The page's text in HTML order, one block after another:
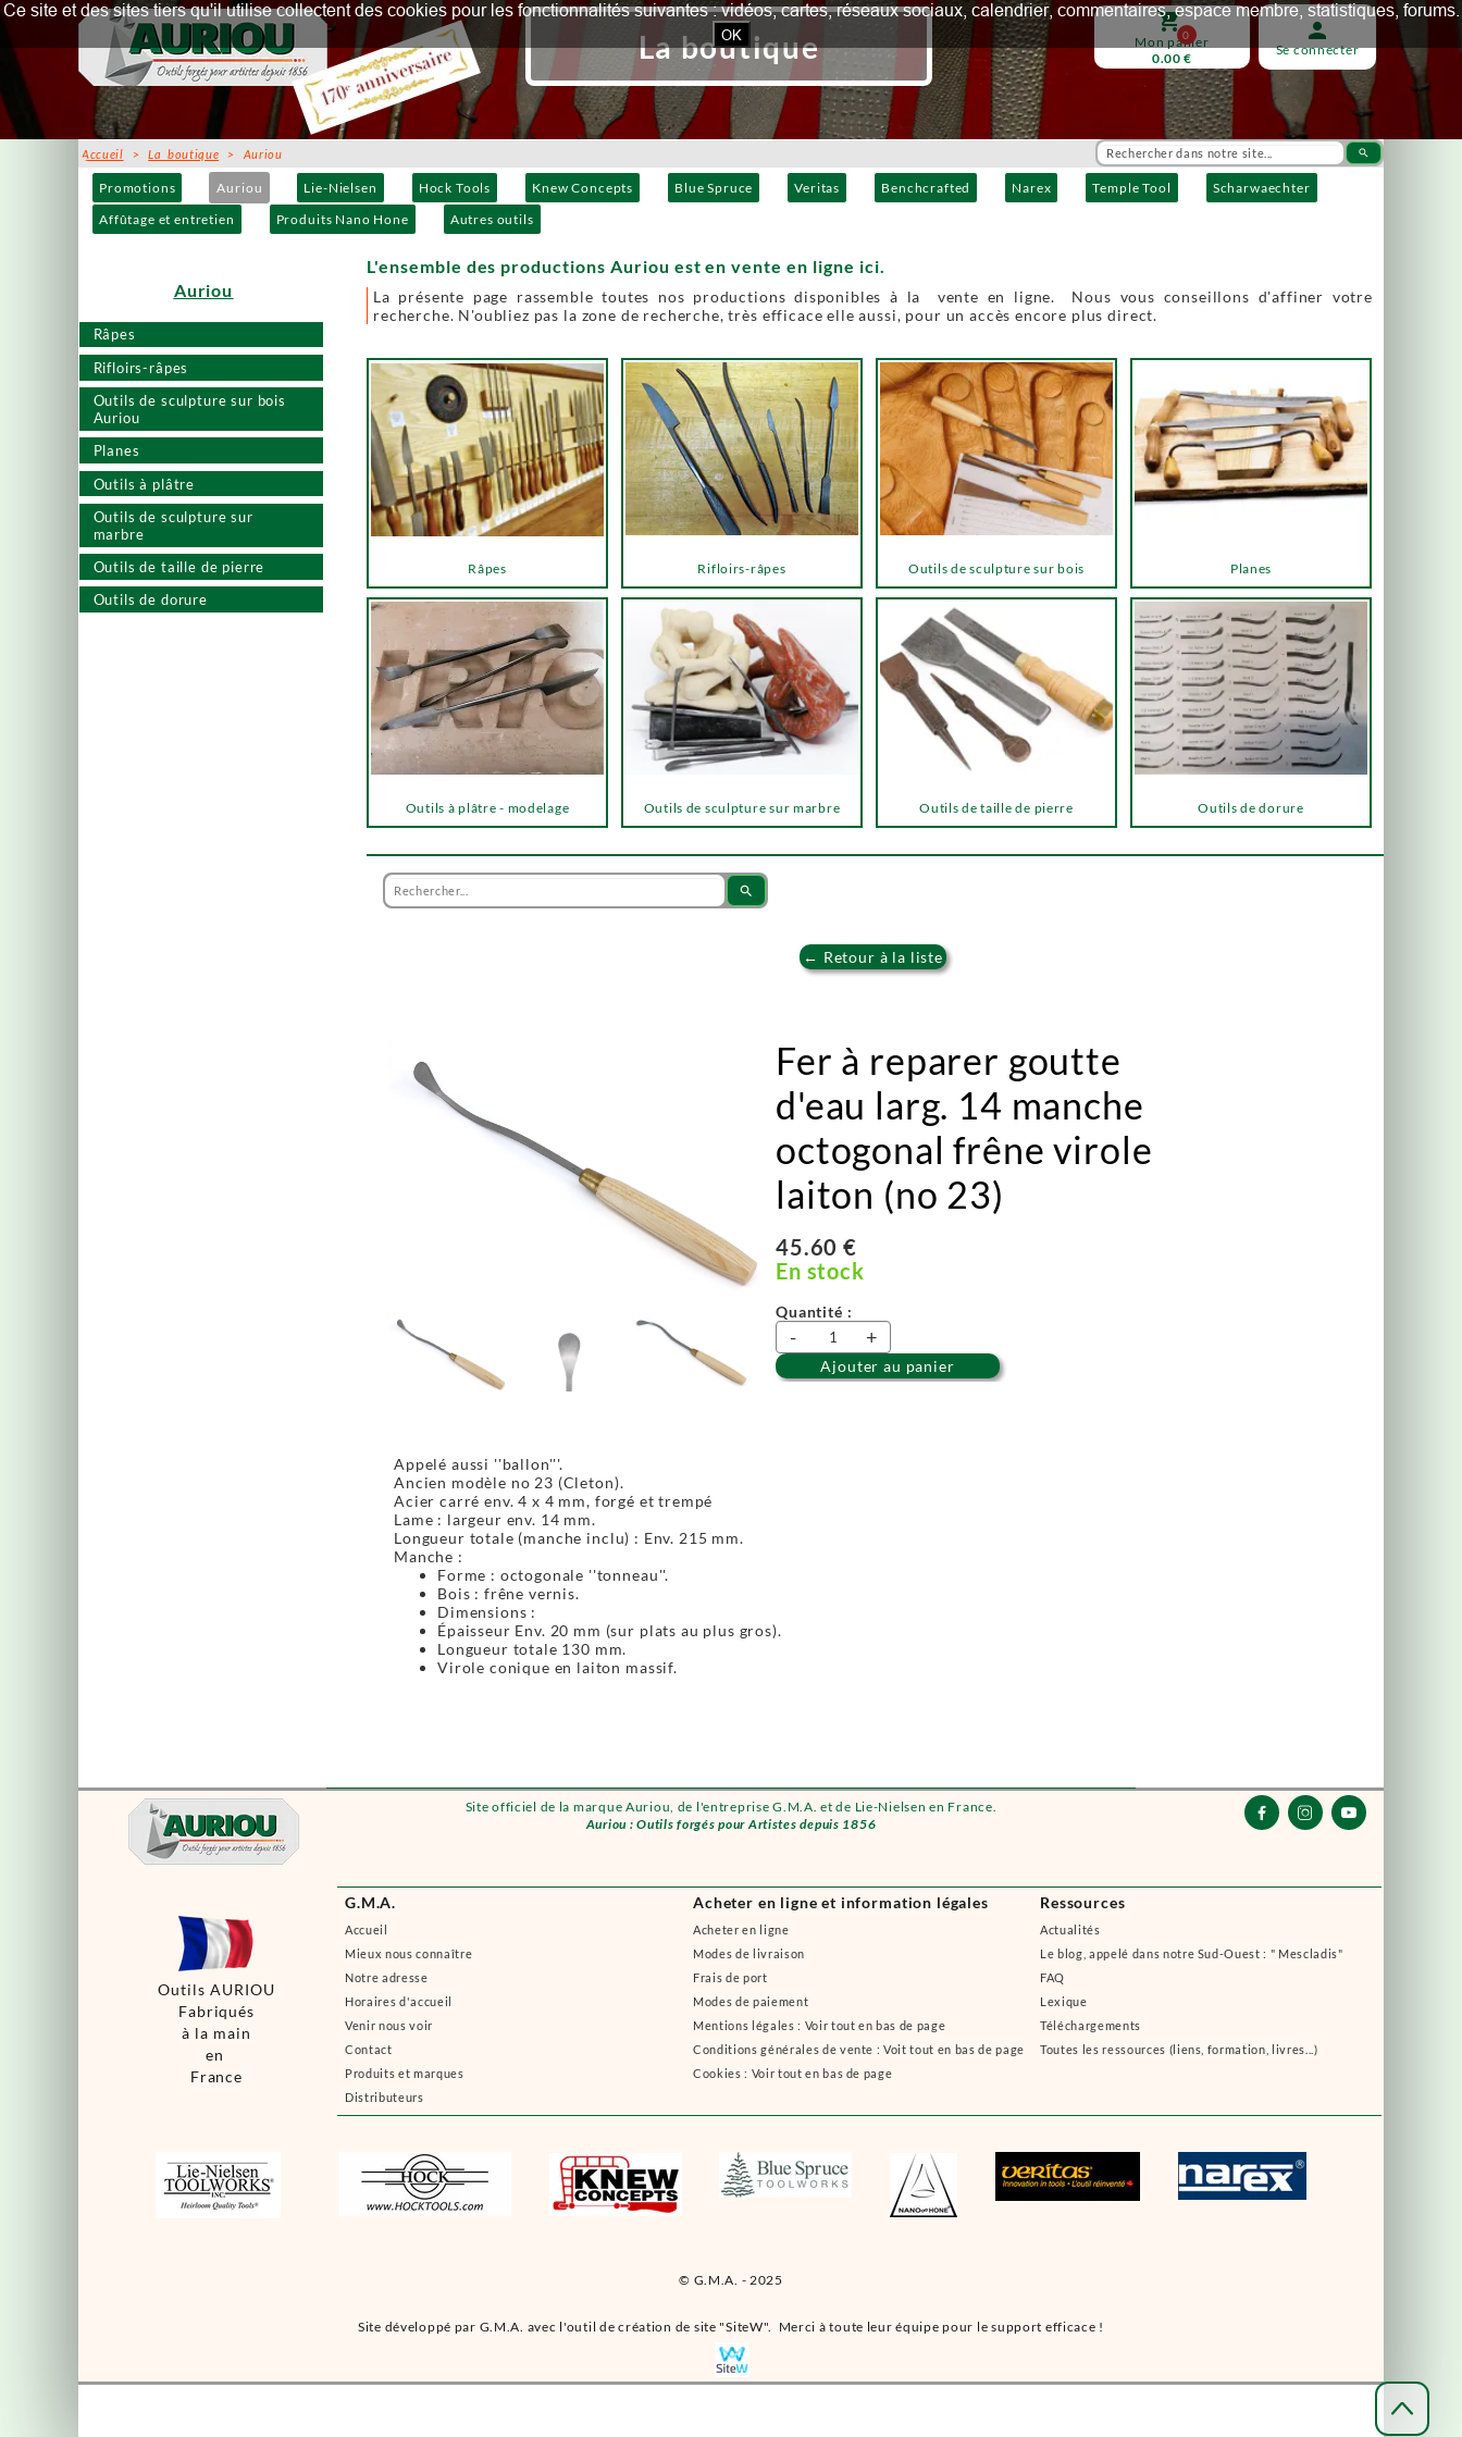
Site officiel de la marque Auriou, de l'entreprise G.M.A. et de Lie-Nielsen en France.
Auriou : Outils forgés pour Artistes depuis 1856
© G.M.A. - 2025
search
Promotions Auriou Lie-Nielsen Hock Tools Knew Concepts Blue Spruce Veritas Benchcrafted Narex Temple Tool
Scharwaechter
Affûtage et entretien
Produits Nano Hone Autres outils
person
Se connecter
shopping_cart
0
Mon panier
0.00 €
Râpes
Rifloirs-râpes
Outils de sculpture sur bois
Auriou
Planes
Outils à plâtre
Outils de sculpture sur
marbre
Outils de taille de pierre
Outils de dorure
G.M.A.
Accueil
Mieux nous connaître
Notre adresse
Horaires d'accueil
Venir nous voir
Contact
Produits et marques
Distributeurs
Acheter en ligne et information légales
Acheter en ligne
Modes de livraison
Frais de port
Modes de paiement
Mentions légales : Voir tout en bas de page
Conditions générales de vente : Voit tout en bas de page
Cookies : Voir tout en bas de page
Ressources
Actualités
Le blog, appelé dans notre Sud-Ouest : " Mescladis"
FAQ
Lexique
Téléchargements
Toutes les ressources (liens, formation, livres...)
Site développé par G.M.A. avec l'outil de création de site "SiteW". Merci à toute leur équipe pour le support efficace !
  
Outils AURIOU
Fabriqués
à la main
en
France
La boutique
Accueil >La boutique > Auriou
L'ensemble des productions Auriou est en vente en ligne ici.
La présente page rassemble toutes nos productions disponibles à la vente en ligne. Nous vous conseillons d'affiner votre
recherche. N'oubliez pas la zone de recherche, très efficace elle aussi, pour un accès encore plus direct.
Auriou
Râpes Rifloirs-râpes Outils de sculpture sur bois Planes
Outils à plâtre - modelage Outils de sculpture sur marbre Outils de taille de pierre Outils de dorure
search
← Retour à la liste
Fer à reparer goutte
d'eau larg. 14 manche
octogonal frêne virole
laiton (no 23)
45.60 €
En stock
Quantité :
- +
Ajouter au panier
Appelé aussi ''ballon'''.
Ancien modèle no 23 (Cleton).
Acier carré env. 4 x 4 mm, forgé et trempé
Lame : largeur env. 14 mm.
Longueur totale (manche inclu) : Env. 215 mm.
Manche :
Forme : octogonale ''tonneau''.
Bois : frêne vernis.
Dimensions :
Épaisseur Env. 20 mm (sur plats au plus gros).
Longueur totale 130 mm.
Virole conique en laiton massif.
Ce site et des sites tiers qu'il utilise collectent des cookies pour les fonctionnalités suivantes : vidéos, cartes, réseaux sociaux, calendrier, commentaires, espace membre, statistiques, forums.
OK